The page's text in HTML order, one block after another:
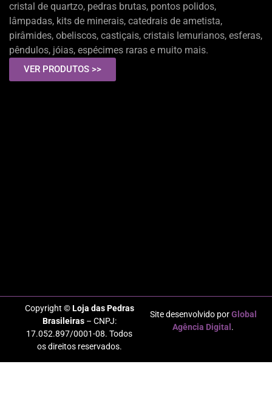
cristal de quartzo, pedras brutas, pontos polidos,
lâmpadas, kits de minerais, catedrais de ametista,
pirâmides, obeliscos, castiçais, cristais lemurianos, esferas,
pêndulos, jóias, espécimes raras e muito mais.
VER PRODUTOS >>
Copyright ©Loja das Pedras
Brasileiras– CNPJ:
17.052.897/0001-08. Todos
os direitos reservados.
Site desenvolvido porGlobal
Agência Digital .